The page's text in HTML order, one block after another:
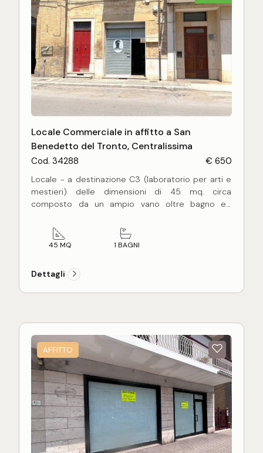
Locale Commerciale in affitto a San
Benedetto del Tronto, Centralissima
Cod. 34288 € 650
Locale - a destinazione C3 (laboratorio per arti e
mestieri) delle dimensioni di 45 mq. circa
composto da un ampio vano oltre bagno ed
Il locale - fornito di vetrina di ingresso con affaccio
diretto su Via Gino Moretti - si presenta in medio
riammodernamento interno.
Buona posizione su strada ad alta densità di
transito carrabile.
45 MQ 1 BAGNI
Dettagli
AFFITTO